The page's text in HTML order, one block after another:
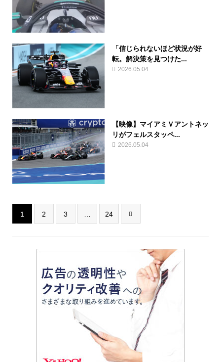
「信じられないほど状況が好
転。解決策を見つけた...
2026.05.04
【映像】マイアミＶアントネッ
リがフェルスタッペ...
2026.05.04
1 2 3 24 